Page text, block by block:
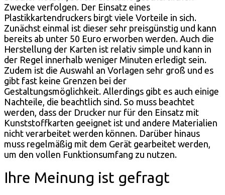
Zwecke verfolgen. Der Einsatz eines
Plastikkartendruckers birgt viele Vorteile in sich.
Zunächst einmal ist dieser sehr preisgünstig und kann
bereits ab unter 50 Euro erworben werden. Auch die
Herstellung der Karten ist relativ simple und kann in
der Regel innerhalb weniger Minuten erledigt sein.
Zudem ist die Auswahl an Vorlagen sehr groß und es
gibt fast keine Grenzen bei der
Gestaltungsmöglichkeit. Allerdings gibt es auch einige
Nachteile, die beachtlich sind. So muss beachtet
werden, dass der Drucker nur für den Einsatz mit
Kunststoffkarten geeignet ist und andere Materialien
nicht verarbeitet werden können. Darüber hinaus
muss regelmäßig mit dem Gerät gearbeitet werden,
um den vollen Funktionsumfang zu nutzen.
Ihre Meinung ist gefragt